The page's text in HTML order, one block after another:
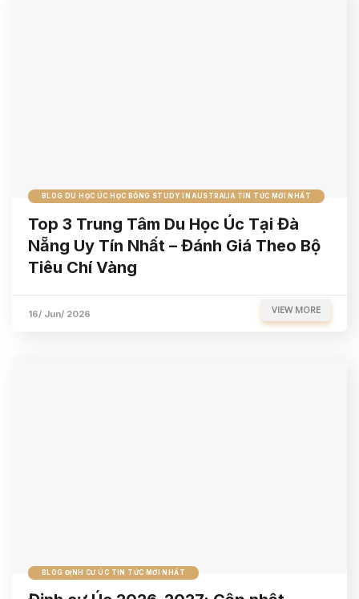
BLOG DU HỌC ÚC HỌC BỔNG STUDY IN AUSTRALIA TIN TỨC MỚI NHẤT
Top 3 Trung Tâm Du Học Úc Tại Đà
Nẵng Uy Tín Nhất – Đánh Giá Theo Bộ
Tiêu Chí Vàng
16/ Jun/ 2026 VIEW MORE
BLOG ĐỊNH CƯ ÚC TIN TỨC MỚI NHẤT